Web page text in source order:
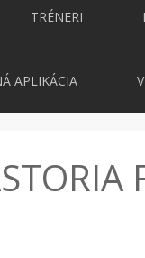
TRÉNERI
APLIKÁCIA